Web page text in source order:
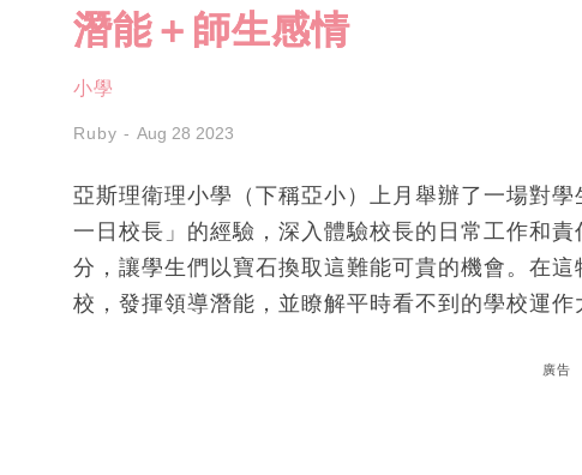
潛能＋師生感情
小學
Ruby Aug 28 2023
亞斯理衛理小學（下稱亞小）上月舉辦了一場對
一日校長」的經驗，深入體驗校長的日常工作和
分，讓學生們以寶石換取這難能可貴的機會。在
校，發揮領導潛能，並瞭解平時看不到的學校運作
廣告